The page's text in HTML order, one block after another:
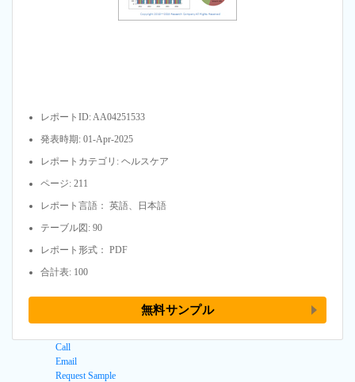
レポートID: AA04251533
発表時期: 01-Apr-2025
レポートカテゴリ: ヘルスケア
ページ: 211
レポート言語： 英語、日本語
テーブル図: 90
レポート形式： PDF
合計表: 100
無料サンプル
Call
Email
Request Sample